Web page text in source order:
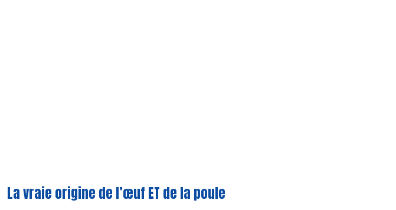
La vraie origine de l’œuf ET de la poule